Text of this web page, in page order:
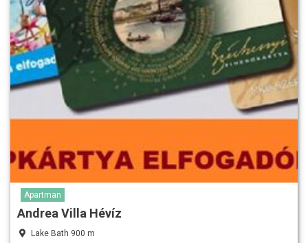
Apartman
Andrea Villa Hévíz
Lake Bath 900 m